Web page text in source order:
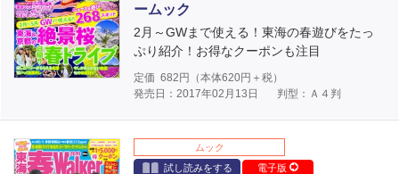
ームック
2月～GWまで使える！東海の春遊びをたっ
ぷり紹介！お得なクーポンも注目
定価 682 円（本体620円＋税）
発売日：2017年02月13日
判型：Ａ４判
ムック
試し読みをする
電子版